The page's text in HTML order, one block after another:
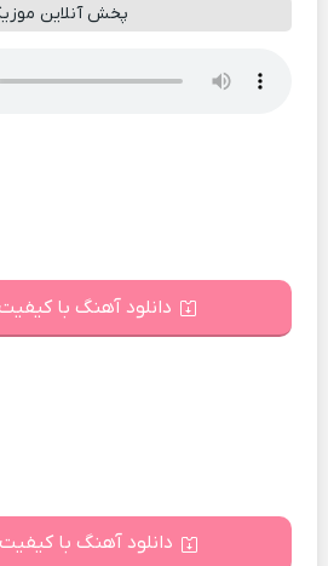
پخش آنلاین
دانلود آهنگ با کیفیت
دانلود آهنگ با کیفیت